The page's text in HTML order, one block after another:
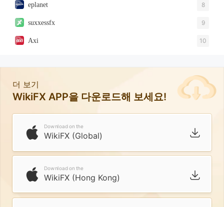
eplanet 8
suxxessfx 9
Axi 10
더 보기
WikiFX APP을 다운로드해 보세요!
Download on the
WikiFX (Global)
Download on the
WikiFX (Hong Kong)